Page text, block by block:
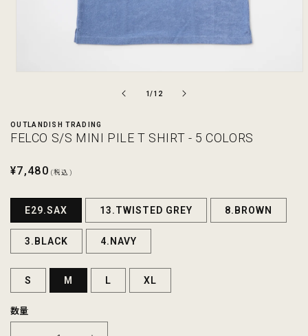
で
メ
ィ
ア
を
く
1/の
12
OUTLANDISH TRADING
FELCO S/S MINI PILE T SHIRT - 5 COLORS
通
格
¥7,480 (税込)
E29.SAX 13.TWISTED GREY 8.BROWN
3.BLACK 4.NAVY
S M L XL
数量